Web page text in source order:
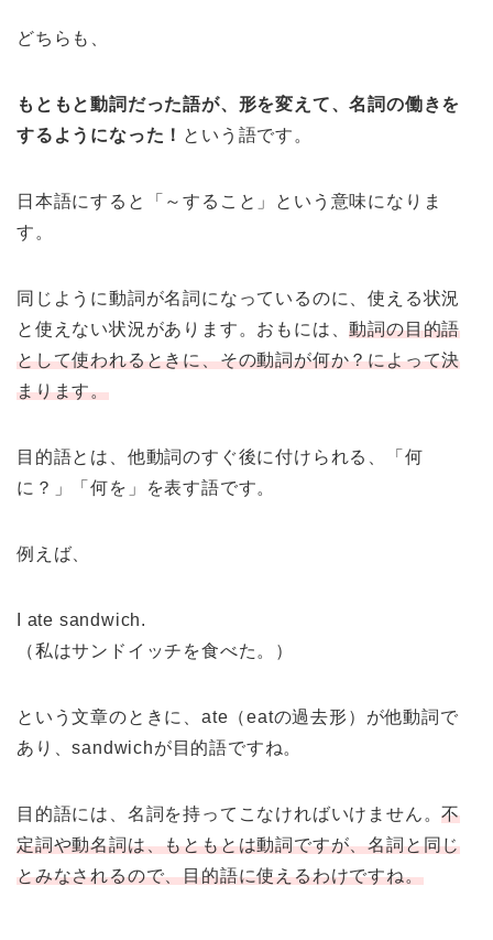
どちらも、
もともと動詞だった語が、形を変えて、名詞の働きを
するようになった！ という語です。
日本語にすると「～すること」という意味になりま
す。
同じように動詞が名詞になっているのに、使える状況
と使えない状況があります。おもには、動詞の目的語
として使われるときに、その動詞が何か？によって決
まります。
目的語とは、他動詞のすぐ後に付けられる、「何
に？」「何を」を表す語です。
例えば、
I ate sandwich.
（私はサンドイッチを食べた。）
という文章のときに、ate（eatの過去形）が他動詞で
あり、sandwichが目的語ですね。
目的語には、名詞を持ってこなければいけません。不
定詞や動名詞は、もともとは動詞ですが、名詞と同じ
とみなされるので、目的語に使えるわけですね。